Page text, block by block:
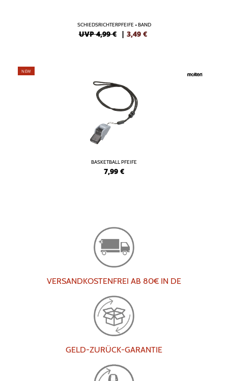
SCHIEDSRICHTERPFEIFE + BAND
UVP 4,99 € | 3,49 €
NEW
BASKETBALL PFEIFE
7,99 €
VERSANDKOSTENFREI AB 80€ IN DE
GELD-ZURÜCK-GARANTIE